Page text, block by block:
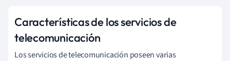
Características de los servicios de
telecomunicación
Los servicios de telecomunicación poseen varias